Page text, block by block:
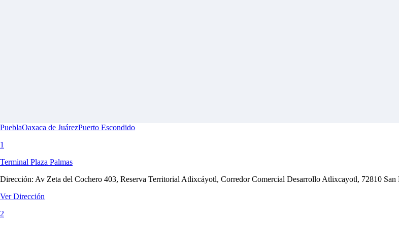
PueblaOaxaca de JuárezPuerto Escondido
1
Terminal Plaza Palmas
Dirección: Av Zeta del Cochero 403, Reserva Territorial Atlixcáyotl, Corredor Comercial Desarrollo Atlixcayotl, 72810
Ver Dirección
2